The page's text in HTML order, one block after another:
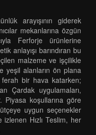
arayışının giderek
mekanlarına özgün
Ferforje ürünlerine
anlayışı barındıran bu
malzeme ve işçilikle
yeşil alanların ön plana
ferah bir hava katarken;
Çardak uygulamaları,
Piyasa koşullarına göre
uygun seçenekler
Hızlı Teslim, her